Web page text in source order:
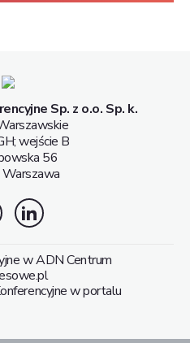
Sp. z o.o. Sp. k.
wejście B
56